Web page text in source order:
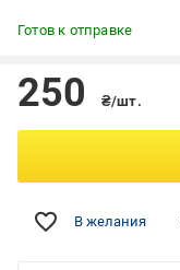
Готов к отправке
250 ₴/шт.
В желания